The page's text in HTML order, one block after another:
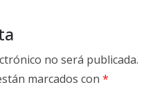
no será publicada.
marcados con *